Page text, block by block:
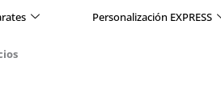
Personalización EXPRESS